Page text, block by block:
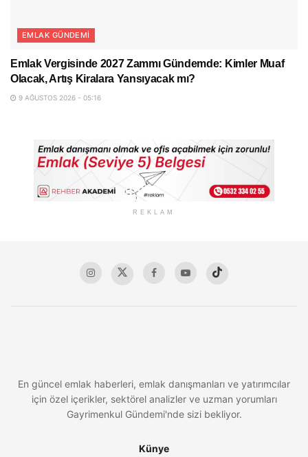
EMLAK GÜNDEMI
Emlak Vergisinde 2027 Zammı Gündemde: Kimler Muaf
Olacak, Artış Kiralara Yansıyacak mı?
9 AĞUSTOS 2026 - 05:16
REKLAM
En güncel emlak haberleri, emlak danışmanları ve yatırımcılar
için özel içerikler, sektörel analizler ve uzman yorumları
Gayrimenkul Gündemi'nde sizi bekliyor.
Künye